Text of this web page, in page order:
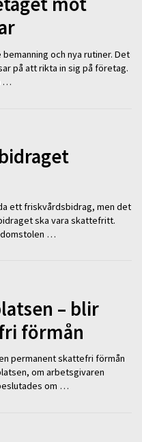
och nya rutiner. Det
på att rikta in sig på företag.
…
ett friskvårdsbidrag, men det
ska vara skattefritt.
…
– blir
förmån
permanent skattefri förmån
om arbetsgivaren
om …